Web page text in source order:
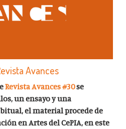
Avances
Revista Avances #30se
un ensayo y una
el material procede de
en Artes del CePIA, en este